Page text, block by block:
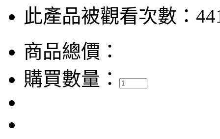
此產品被觀看次數：
商品總價：
購買數量：